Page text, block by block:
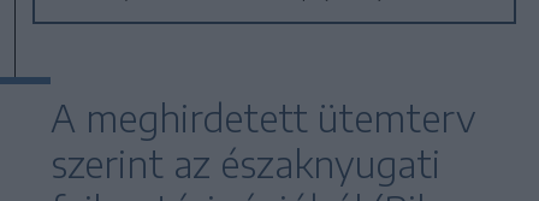
A meghirdetett ütemterv
szerint az északnyugati